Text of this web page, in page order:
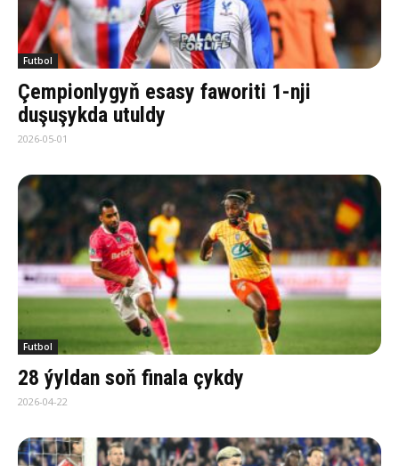
Futbol
Çempionlygyň esasy faworiti 1-nji
duşuşykda utuldy
2026-05-01
Futbol
28 ýyldan soň finala çykdy
2026-04-22